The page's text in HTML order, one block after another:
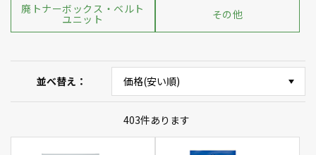
廃トナーボックス・ベルト
ユニット その他
並べ替え
403件あります